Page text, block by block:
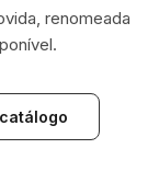
renomeada